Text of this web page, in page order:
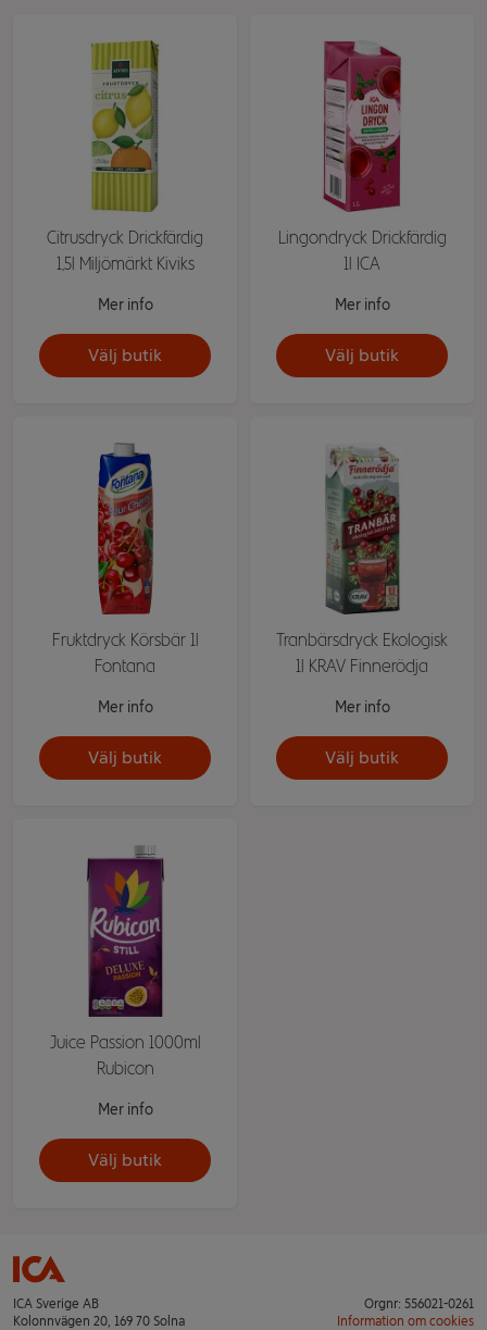
Citrusdryck Drickfärdig
1,5l Miljömärkt Kiviks
Mer info
Välj butik
Lingondryck Drickfärdig
1l ICA
Mer info
Välj butik
Fruktdryck Körsbär 1l
Fontana
Mer info
Välj butik
Tranbärsdryck Ekologisk
1l KRAV Finnerödja
Mer info
Välj butik
Juice Passion 1000ml
Rubicon
Mer info
Välj butik
ICA Sverige AB
Kolonnvägen 20, 169 70 Solna
Orgnr: 556021-0261
Information om cookies